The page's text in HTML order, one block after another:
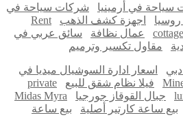
سياحة في أرمينيا
شركات سياحة في
اجهزة كشف الذهب
Rent
عمال نظافة
سائق عربي في
مقاول تكسير وترميم
اسعار ادارة السوشيال ميديا في
فيلا نظام شقق للبيع
private
جبال القوقاز جورجيا
Midas Myra
بيع ساعة كارتير أصلية
بيع ساعة